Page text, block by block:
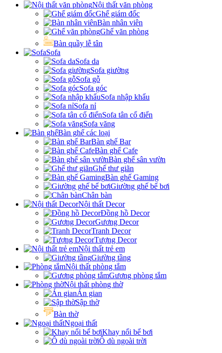
Nội thất văn phòng
Ghế giám đốc
Bàn nhân viên
Ghế văn phòng
Bàn quầy lễ tân
Sofa
Sofa da
Sofa giường
Sofa gỗ
Sofa góc
Sofa nhập khẩu
Sofa nỉ
Sofa tân cổ điển
Sofa văng
Bàn ghế các loại
Bàn ghế Bar
Bàn ghế Cafe
Bàn ghế sân vườn
Ghế thư giãn
Bàn ghế Gaming
Giường ghế bể bơi
Chân bàn
Nội thất Decor
Đồng hồ Decor
Gương Decor
Tranh Decor
Tượng Decor
Nội thất trẻ em
Giường tầng
Nội thất phòng tắm
Gương phòng tắm
Nội thất phòng thờ
Án gian
Sập thờ
Bàn thờ
Ngoại thất
Khay nổi bể bơi
Ô dù ngoài trời